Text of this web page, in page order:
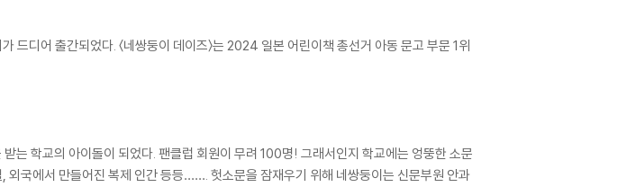
디어 출간되었다. 〈네쌍둥이 데이즈〉는 2024 일본 어린이책 총선거 아동 문고 부문 1위
는 학교의 아이돌이 되었다. 팬클럽 회원이 무려 100명! 그래서인지 학교에는 엉뚱한 소문
외국에서 만들어진 복제 인간 등등……. 헛소문을 잠재우기 위해 네쌍둥이는 신문부원 안과